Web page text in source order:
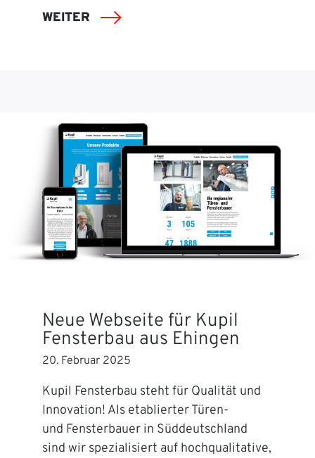
WEITER
Neue Webseite für Kupil
Fensterbau aus Ehingen
20. Februar 2025
Kupil Fensterbau steht für Qualität und
Innovation! Als etablierter Türen-
und Fensterbauer in Süddeutschland
sind wir spezialisiert auf hochqualitative,